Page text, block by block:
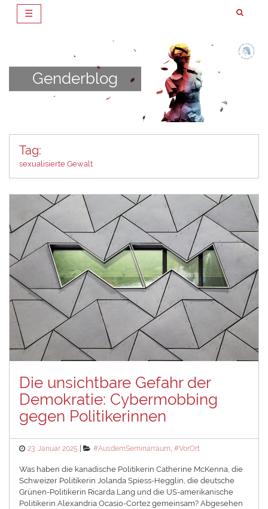
☰
Genderblog
Tag:
sexualisierte Gewalt
Die unsichtbare Gefahr der
Demokratie: Cybermobbing
gegen Politikerinnen
Posted
23. Januar 2025 Categories
#AusdemSeminarraum,#VorOrt
Was haben die kanadische Politikerin Catherine McKenna, die
Schweizer Politikerin Jolanda Spiess-Hegglin, die deutsche
Grünen-Politikerin Ricarda Lang und die US-amerikanische
Politikerin Alexandria Ocasio-Cortez gemeinsam? Abgesehen